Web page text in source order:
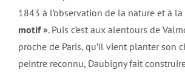
1843 à l’observation de la nature et à
motif ». Puis c’est aux alentours de
proche de Paris, qu’il vient planter son
peintre reconnu, Daubigny fait